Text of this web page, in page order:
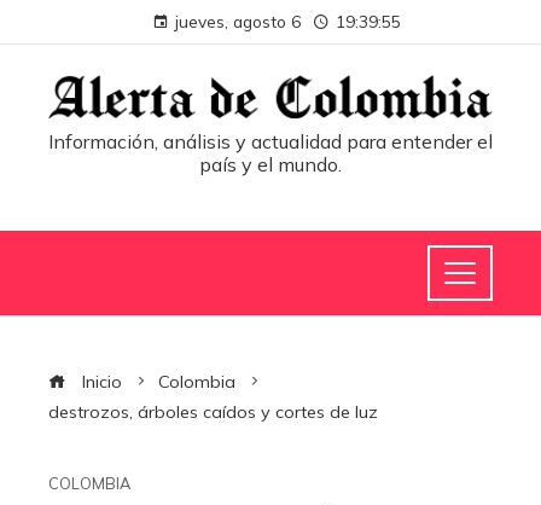
jueves, agosto 6 19:39:55
Información, análisis y actualidad para entender el
país y el mundo.
Inicio
Colombia
destrozos, árboles caídos y cortes de luz
COLOMBIA